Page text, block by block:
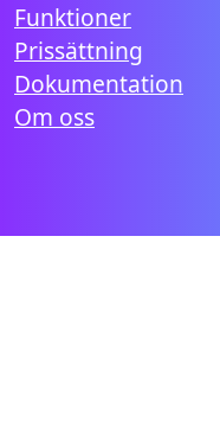
Funktioner
Prissättning
Dokumentation
Om oss